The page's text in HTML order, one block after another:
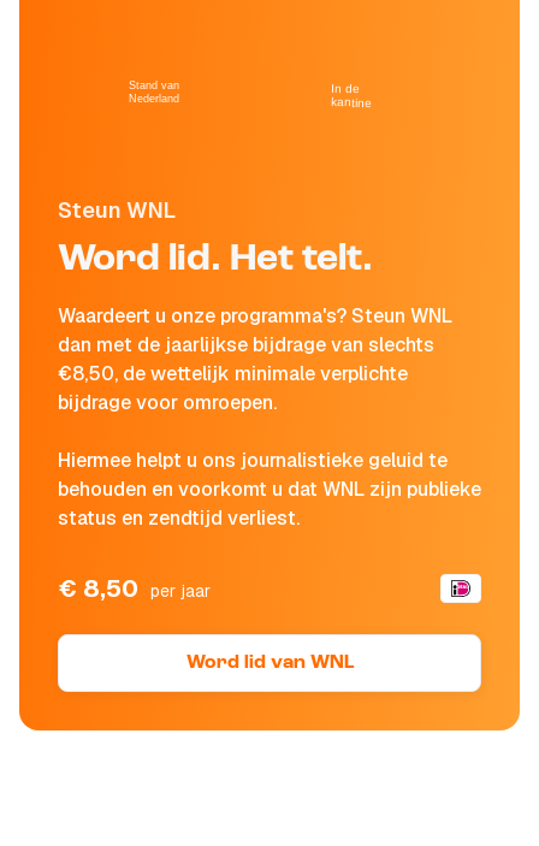
Steun WNL
Word lid. Het telt.
Waardeert u onze programma's? Steun WNL
dan met de jaarlijkse bijdrage van slechts
€8,50, de wettelijk minimale verplichte
bijdrage voor omroepen.
Hiermee helpt u ons journalistieke geluid te
behouden en voorkomt u dat WNL zijn publieke
status en zendtijd verliest.
€ 8,50 per jaar
Word lid van WNL
Stand van
Nederland
In de
kantine